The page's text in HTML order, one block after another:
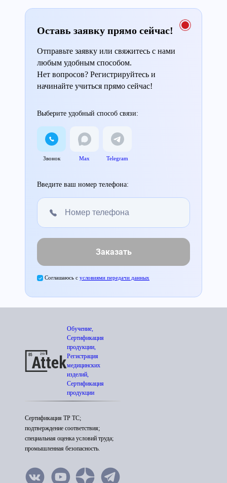
Оставь заявку прямо сейчас!
Отправьте заявку или свяжитесь с нами
любым удобным способом.
Нет вопросов? Регистрируйтесь и
начинайте учиться прямо сейчас!
Выберите удобный способ связи:
Звонок Max Telegram
Введите ваш номер телефона:
Заказать
Соглашаюсь с условиями передачи данных
Обучение,
Сертификация
продукции,
Регистрация
медицинских
изделий,
Сертификация
продукции
Сертификация ТР ТС;
подтверждение соответствия;
специальная оценка условий труда;
промышленная безопасность.